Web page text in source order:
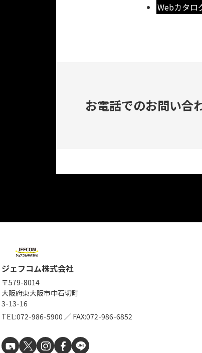
Webカタロ
お電話でのお問い合
ジェフコム株式会社
〒579-8014
大阪府東大阪市中石切町
3-13-16
TEL:072-986-5900 ／ FAX:072-986-6852